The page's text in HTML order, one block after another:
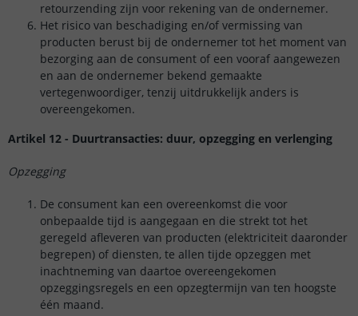
retourzending zijn voor rekening van de ondernemer.
Het risico van beschadiging en/of vermissing van
producten berust bij de ondernemer tot het moment van
bezorging aan de consument of een vooraf aangewezen
en aan de ondernemer bekend gemaakte
vertegenwoordiger, tenzij uitdrukkelijk anders is
overeengekomen.
Artikel 12 - Duurtransacties: duur, opzegging en verlenging
Opzegging
De consument kan een overeenkomst die voor
onbepaalde tijd is aangegaan en die strekt tot het
geregeld afleveren van producten (elektriciteit daaronder
begrepen) of diensten, te allen tijde opzeggen met
inachtneming van daartoe overeengekomen
opzeggingsregels en een opzegtermijn van ten hoogste
één maand.